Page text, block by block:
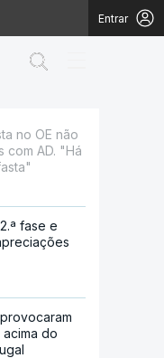
Entrar
"Há
no OE não
com AD. "Há
fase e
do